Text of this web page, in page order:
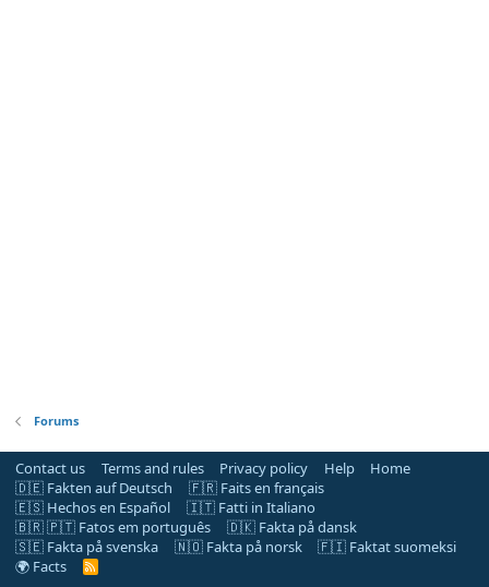
Forums
Contact us Terms and rules Privacy policy Help
Home
🇩🇪 Fakten auf Deutsch
🇫🇷 Faits en français
🇪🇸 Hechos en Español
🇮🇹 Fatti in Italiano
🇧🇷 🇵🇹 Fatos em português
🇩🇰 Fakta på dansk
🇸🇪 Fakta på svenska
🇳🇴 Fakta på norsk
🇫🇮 Faktat suomeksi
🌍 Facts
R